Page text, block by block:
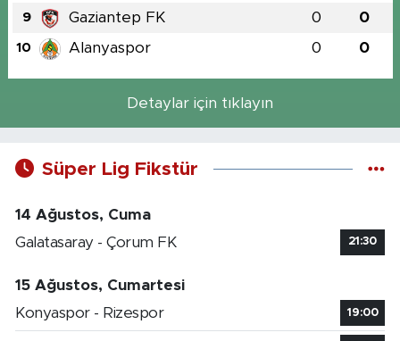
9 Gaziantep FK 0 0
10 Alanyaspor 0 0
Detaylar için tıklayın
Süper Lig Fikstür
14 Ağustos, Cuma
Galatasaray - Çorum FK
21:30
15 Ağustos, Cumartesi
Konyaspor - Rizespor
19:00